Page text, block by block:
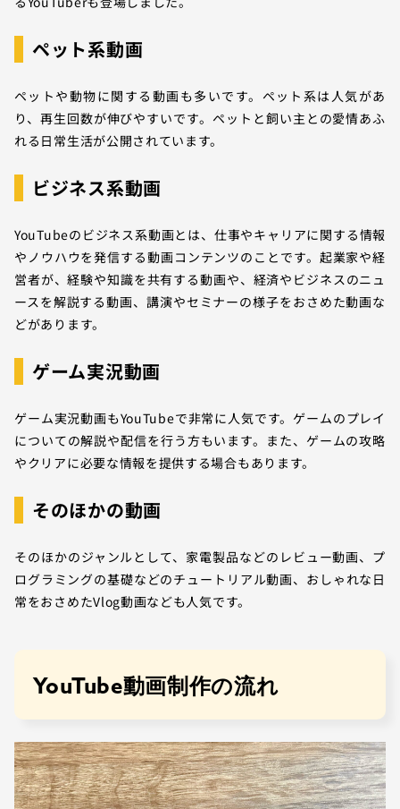
ペット系動画
ペットや動物に関する動画も多いです。ペット系は人気があ
り、再生回数が伸びやすいです。ペットと飼い主との愛情あふ
れる日常生活が公開されています。
ビジネス系動画
YouTubeのビジネス系動画とは、仕事やキャリアに関する情報
やノウハウを発信する動画コンテンツのことです。起業家や経
営者が、経験や知識を共有する動画や、経済やビジネスのニュ
ースを解説する動画、講演やセミナーの様子をおさめた動画な
どがあります。
ゲーム実況動画
ゲーム実況動画もYouTubeで非常に人気です。ゲームのプレイ
についての解説や配信を行う方もいます。また、ゲームの攻略
やクリアに必要な情報を提供する場合もあります。
そのほかの動画
そのほかのジャンルとして、家電製品などのレビュー動画、プ
ログラミングの基礎などのチュートリアル動画、おしゃれな日
常をおさめたVlog動画なども人気です。
YouTube動画制作の流れ